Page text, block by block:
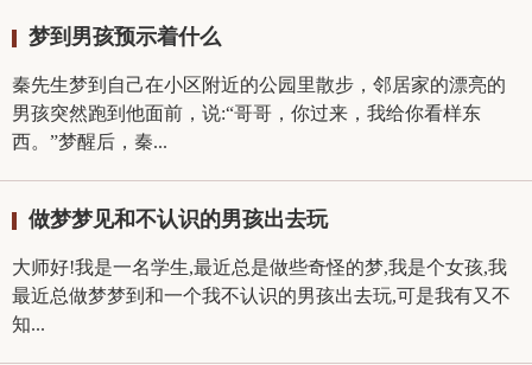
梦到男孩预示着什么
秦先生梦到自己在小区附近的公园里散步，邻居家的漂亮的
男孩突然跑到他面前，说:“哥哥，你过来，我给你看样东
西。”梦醒后，秦...
做梦梦见和不认识的男孩出去玩
大师好!我是一名学生,最近总是做些奇怪的梦,我是个女孩,我
最近总做梦梦到和一个我不认识的男孩出去玩,可是我有又不
知...